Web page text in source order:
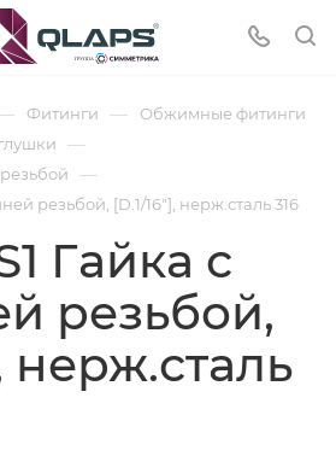
Фитинги — Обжимные фитинги
—
—
резьбой, [D.1/16"], нерж.сталь 316
Гайка с
резьбой,
нерж.сталь